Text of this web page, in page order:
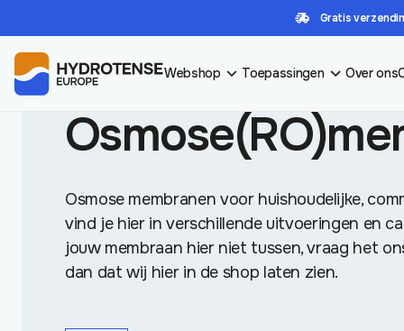
Gratis
Webshop Toepassingen Over ons
HOME/WINKEL/FILTERS EN MEMBRANEN/OSMOSE(RO)MEMBRANEN
Osmose membranen voor huishoudelijke,
vind je hier in verschillende uitvoeringen en
jouw membraan hier niet tussen, vraag het
dan dat wij hier in de shop laten zien.